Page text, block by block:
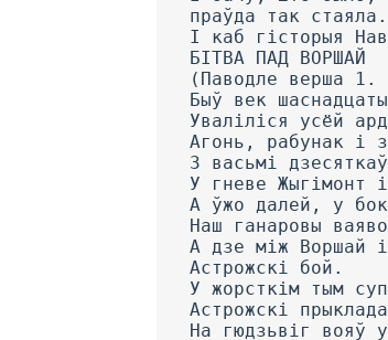
праўда так стаяла.
I каб гісторыя
БІТВА ПАД ВОРШАЙ
(Паводле верша 1.
Быў век
Уваліліся усёй
Агонь, рабунак і
3 васьмі
У гневе Жыгімонт
А ўжо далей, у бок
Наш ганаровы
А дзе між Воршай
Астрожскі бой.
У жорсткім тым
Астрожскі
На гюдзьвіг вояў